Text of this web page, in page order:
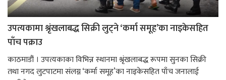
उपत्यकामा श्रृंखलाबद्ध सिक्री लुट्ने ‘कर्मा समूह’का नाइकेसहित
पाँच पक्राउ
काठमाडौं । उपत्यकाका विभिन्न स्थानमा श्रृंखलाबद्ध रूपमा सुनका सिक्री
तथा नगद लुटपाटमा संलग्न ‘कर्मा समूह’का नाइकेसहित पाँच जनालाई